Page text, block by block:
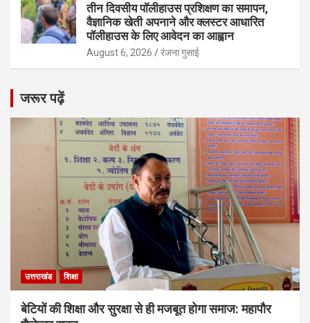
तीन दिवसीय पॉलीहाउस प्रशिक्षण का समापन,
वैज्ञानिक खेती अपनाने और क्लस्टर आधारित
पॉलीहाउस के लिए आवेदन का आह्वान
August 6, 2026 रंजना गुसाई
जरूर पढ़ें
उत्तराखंड शिक्षा
बेटियों की शिक्षा और सुरक्षा से ही मजबूत होगा समाज: महापौर